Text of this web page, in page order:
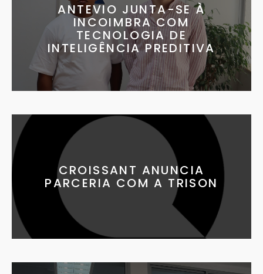
ANTEVIO JUNTA-SE À
INCOIMBRA COM
TECNOLOGIA DE
INTELIGÊNCIA PREDITIVA
CROISSANT ANUNCIA
PARCERIA COM A TRISON